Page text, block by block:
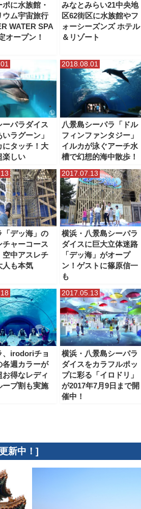
に水族館・
ウム宇宙旅行
WATER SPA
オープン！
みなとみらい21中央地
区62街区に水族館やフ
ォーシーズンズ ホテル
＆リゾート
ーパラダイス
いラグーン」
にタッチ！大
楽しい
2018.08.01
八景島シーパラ「ドル
フィンファンタジー」
イルカが泳ぐアーチ水
槽で幻想的海中散歩！
「デッ海」の
チャーコース
空中アスレチ
人も本気
2017.07.13
横浜・八景島シーパラ
ダイスに巨大立体迷路
「デッ海」がオープ
ン！ゲストに篠原信一
も
、irodoriチョ
各週カラーが
お得なレディ
ープ割も実施
2017.05.13
横浜・八景島シーパラ
ダイスをカラフルポッ
プに彩る「イロドリ」
が2017年7月9日まで開
催中！
新中！]